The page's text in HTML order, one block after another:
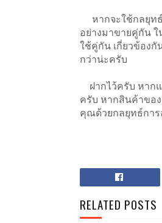
หากจะใช้กลยุท
อย่างมาขายคู่กัน
ใช้คู่กัน เกี่ยวข้อง
กว่าน่ะครับ
ฝากไว้ครับ หาก
ครับ หากสินค้าขอ
คุณด้วยกลยุทธ์การ
RELATED POSTS